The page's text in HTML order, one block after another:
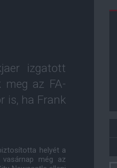
izgatott
meg az FA-
is, ha Frank
helyét a
még az